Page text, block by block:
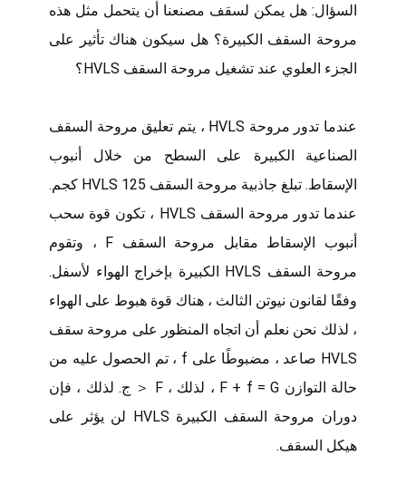
السؤال: هل يمكن لسقف مصنعنا أن يتحمل مثل هذه
مروحة السقف الكبيرة؟ هل سيكون هناك تأثير على
الجزء العلوي عند تشغيل مروحة السقف HVLS؟
عندما تدور مروحة HVLS ، يتم تعليق مروحة السقف
الصناعية الكبيرة على السطح من خلال أنبوب
الإسقاط. تبلغ جاذبية مروحة السقف HVLS 125 كجم.
عندما تدور مروحة السقف HVLS ، تكون قوة سحب
أنبوب الإسقاط مقابل مروحة السقف F ، وتقوم
مروحة السقف HVLS الكبيرة بإخراج الهواء لأسفل.
وفقًا لقانون نيوتن الثالث ، هناك قوة هبوط على الهواء
، لذلك نحن نعلم أن اتجاه المنظور على مروحة سقف
HVLS صاعد ، مضبوطًا على f ، تم الحصول عليه من
حالة التوازن F + f = G ، لذلك ، F ＜ ج. لذلك ، فإن
دوران مروحة السقف الكبيرة HVLS لن يؤثر على
هيكل السقف.